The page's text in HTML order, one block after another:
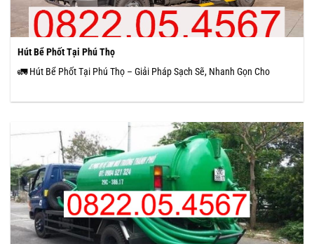
Hút Bể Phốt Tại Phú Thọ
🚛 Hút Bể Phốt Tại Phú Thọ – Giải Pháp Sạch Sẽ, Nhanh Gọn Cho